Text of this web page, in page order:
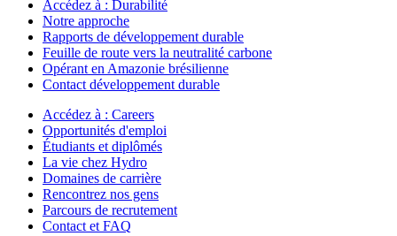
Accédez à : Durabilité
Notre approche
Rapports de développement durable
Feuille de route vers la neutralité carbone
Opérant en Amazonie brésilienne
Contact développement durable
Accédez à : Careers
Opportunités d'emploi
Étudiants et diplômés
La vie chez Hydro
Domaines de carrière
Rencontrez nos gens
Parcours de recrutement
Contact et FAQ